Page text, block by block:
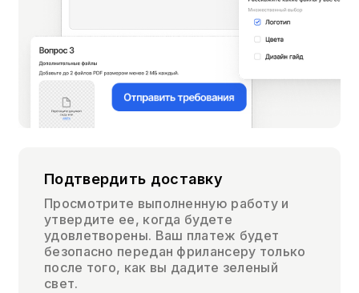
Подтвердить доставку
Просмотрите выполненную работу и
утвердите ее, когда будете
удовлетворены. Ваш платеж будет
безопасно передан фрилансеру только
после того, как вы дадите зеленый
свет.